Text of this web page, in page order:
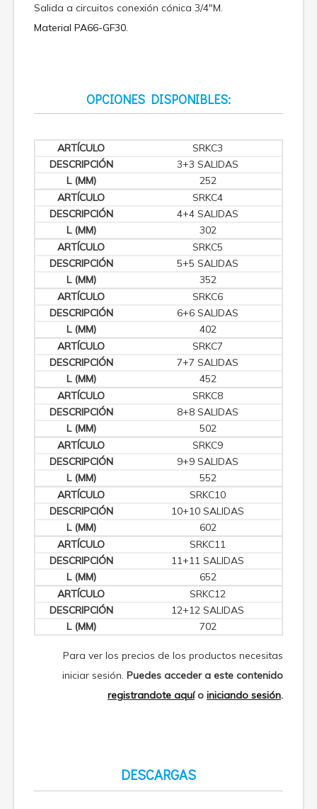
Salida a circuitos conexión cónica 3/4″M.
Material PA66-GF30.
OPCIONES DISPONIBLES:
SRKC3
3+3 SALIDAS
252
SRKC4
4+4 SALIDAS
302
SRKC5
5+5 SALIDAS
352
SRKC6
6+6 SALIDAS
402
SRKC7
7+7 SALIDAS
452
SRKC8
8+8 SALIDAS
502
SRKC9
9+9 SALIDAS
552
SRKC10
10+10 SALIDAS
602
SRKC11
11+11 SALIDAS
652
SRKC12
12+12 SALIDAS
702
Para ver los precios de los productos necesitas
iniciar sesión. Puedes acceder a este contenido
registrandote aquío iniciando sesión.
DESCARGAS